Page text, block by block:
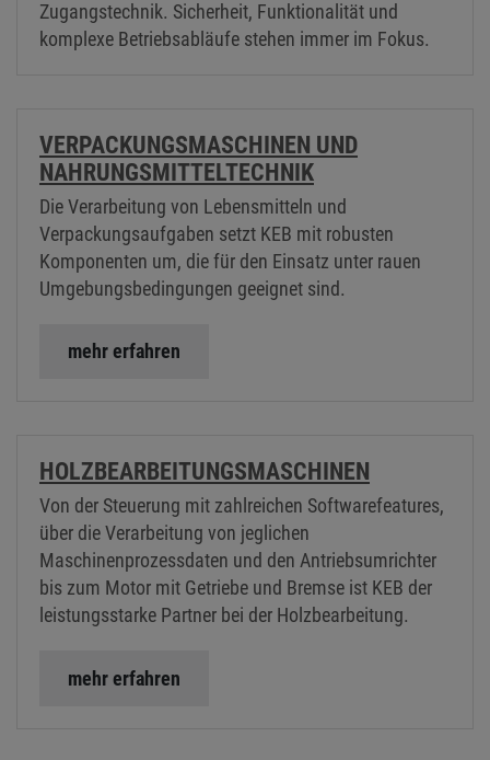
Zugangstechnik. Sicherheit, Funktionalität und
komplexe Betriebsabläufe stehen immer im Fokus.
VERPACKUNGSMASCHINEN UND
NAHRUNGSMITTELTECHNIK
Die Verarbeitung von Lebensmitteln und
Verpackungsaufgaben setzt KEB mit robusten
Komponenten um, die für den Einsatz unter rauen
Umgebungsbedingungen geeignet sind.
mehr erfahren
HOLZBEARBEITUNGSMASCHINEN
Von der Steuerung mit zahlreichen Softwarefeatures,
über die Verarbeitung von jeglichen
Maschinenprozessdaten und den Antriebsumrichter
bis zum Motor mit Getriebe und Bremse ist KEB der
leistungsstarke Partner bei der Holzbearbeitung.
mehr erfahren